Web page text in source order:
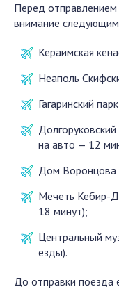
Перед
внимание
Кераимская
Неаполь
Гагаринский
на авто — 12
Дом Воронцова
Мечеть Кебир-
18 минут);
Центральный
езды).
До отправки поезда